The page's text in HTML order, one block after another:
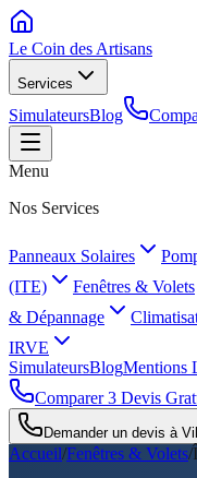
Le Coin des Artisans
Services
SimulateursBlog
Menu
Nos Services
Panneaux Solaires
(ITE)
Fenêtres & Volets
& Dépannage
IRVE
SimulateursBlogMentions
Comparer 3 Devis
Demander un devis à
Accueil/Fenêtres & Volets/